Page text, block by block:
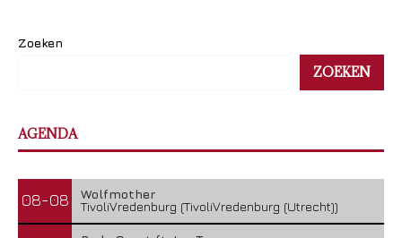
Zoeken
ZOEKEN
AGENDA
08-08
Wolfmother
TivoliVredenburg (TivoliVredenburg (Utrecht))